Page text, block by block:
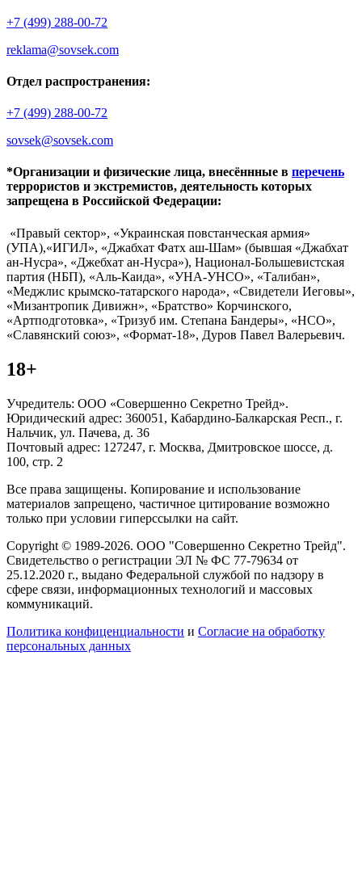
+7 (499) 288-00-72
reklama@sovsek.com
Отдел распространения:
+7 (499) 288-00-72
sovsek@sovsek.com
*Организации и физические лица, внесённные в перечень
террористов и экстремистов, деятельность которых
запрещена в Российской Федерации:
«Правый сектор», «Украинская повстанческая армия»
(УПА),«ИГИЛ», «Джабхат Фатх аш-Шам» (бывшая «Джабхат
ан-Нусра», «Джебхат ан-Нусра»), Национал-Большевистская
партия (НБП), «Аль-Каида», «УНА-УНСО», «Талибан»,
«Меджлис крымско-татарского народа», «Свидетели Иеговы»,
«Мизантропик Дивижн», «Братство» Корчинского,
«Артподготовка», «Тризуб им. Степана Бандеры», «НСО»,
«Славянский союз», «Формат-18», Дуров Павел Валерьевич.
18+
Учредитель: ООО «Совершенно Секретно Трейд».
Юридический адрес: 360051, Кабардино-Балкарская Респ., г.
Нальчик, ул. Пачева, д. 36
Почтовый адрес: 127247, г. Москва, Дмитровское шоссе, д.
100, стр. 2
Все права защищены. Копирование и использование
материалов запрещено, частичное цитирование возможно
только при условии гиперссылки на сайт.
Copyright © 1989-2026. ООО "Совершенно Секретно Трейд".
Свидетельство о регистрации ЭЛ № ФС 77-79634 от
25.12.2020 г., выдано Федеральной службой по надзору в
сфере связи, информационных технологий и массовых
коммуникаций.
Политика конфиценциальности и Согласие на обработку
персональных данных